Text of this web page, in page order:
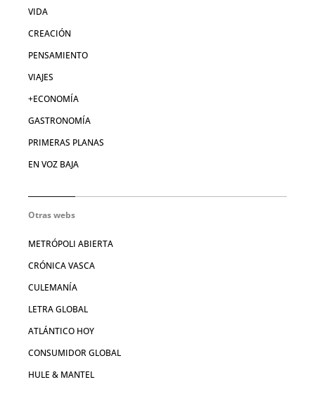
VIDA
CREACIÓN
PENSAMIENTO
VIAJES
+ECONOMÍA
GASTRONOMÍA
PRIMERAS PLANAS
EN VOZ BAJA
Otras webs
METRÓPOLI ABIERTA
CRÓNICA VASCA
CULEMANÍA
LETRA GLOBAL
ATLÁNTICO HOY
CONSUMIDOR GLOBAL
HULE & MANTEL